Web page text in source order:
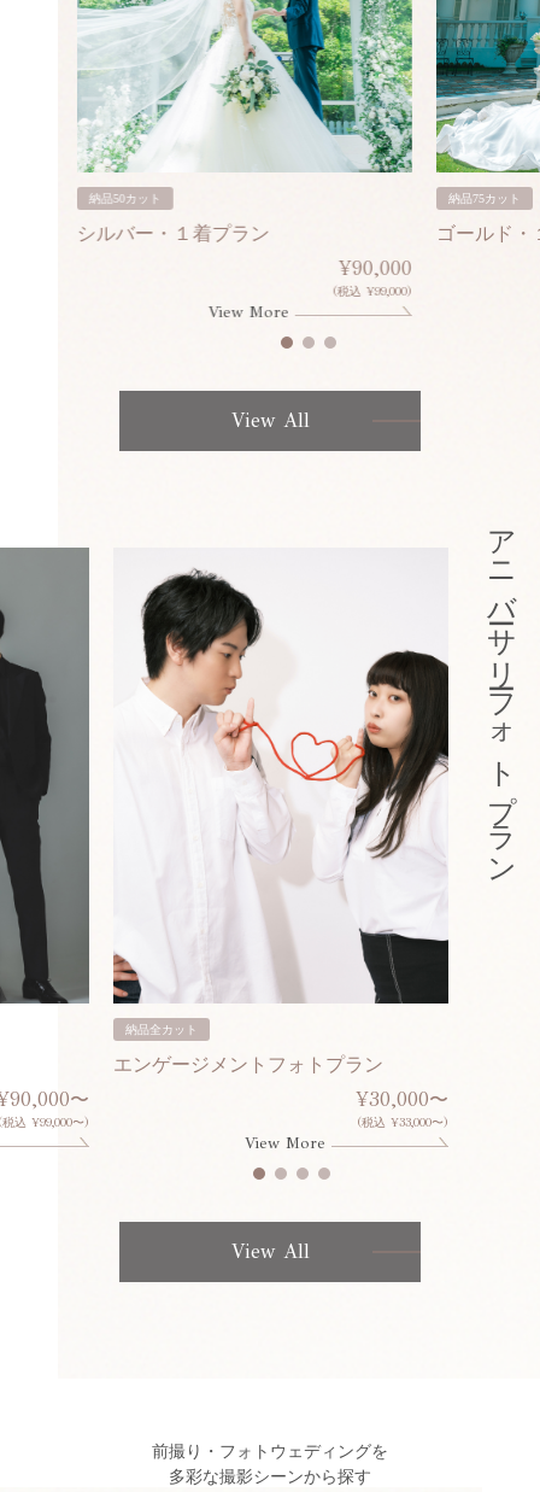
納品50カット
シルバー・１着プラン
¥90,000
(税込 ¥99,000)
View More
納品75カット
ゴールド・
View All
〜
(税込 ¥99,000〜)
納品全カット
エンゲージメントフォトプラン
¥30,000〜
(税込 ¥33,000〜)
View More
アニバーサリーフォトプラン
View All
前撮り・フォトウェディングを
多彩な撮影シーンから探す